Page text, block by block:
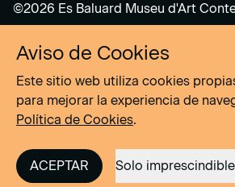
©2026 Es Baluard Museu d'Art
Aviso Legal
Política de Privacidad
Política de cookies
Site byDOMO–A
Aviso de Cookies
Este sitio web utiliza cookies
para mejorar la experiencia de
Política de Cookies.
ACEPTAR Solo